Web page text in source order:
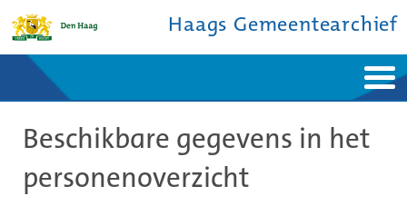
Haags Gemeentearchief
Ontdek de stad
De studiezaal
Bronnen en collecties
Contact
Beschikbare gegevens in het
personenoverzicht